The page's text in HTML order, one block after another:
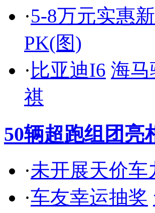
·5-8万元实惠
PK(图)
· 比亚迪I6 海马
祺
50辆超跑组团
·未开展天价车
·车友幸运抽奖